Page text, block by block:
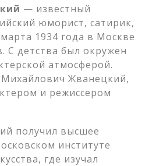
— известный
юморист, сатирик,
1934 года в Москве
С детства был окружен
атмосферой.
Жванецкий,
и режиссером
получил высшее
институте
где изучал